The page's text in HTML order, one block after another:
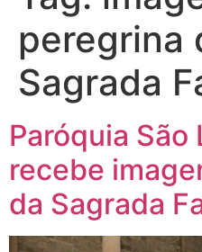
peregrina
Sagrada
Paróquia São
recebe
da Sagrada